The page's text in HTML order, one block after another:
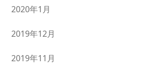
2020年1月
2019年12月
2019年11月